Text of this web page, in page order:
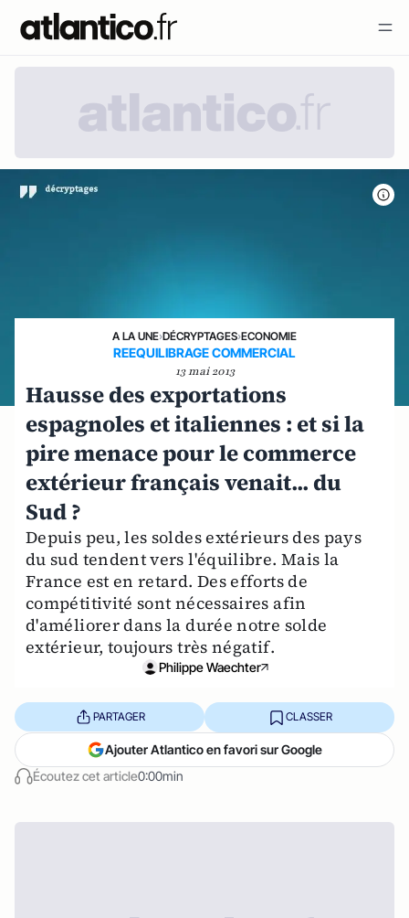
A LA UNE›DÉCRYPTAGES›ECONOMIE
REEQUILIBRAGE COMMERCIAL
13 mai 2013
Hausse des exportations
espagnoles et italiennes : et si la
pire menace pour le commerce
extérieur français venait... du
Sud ?
Depuis peu, les soldes extérieurs des pays
du sud tendent vers l'équilibre. Mais la
France est en retard. Des efforts de
compétitivité sont nécessaires afin
d'améliorer dans la durée notre solde
extérieur, toujours très négatif.
Philippe Waechter
Écoutez cet article0:00min
PARTAGER CLASSER
Ajouter Atlantico en favori sur Google